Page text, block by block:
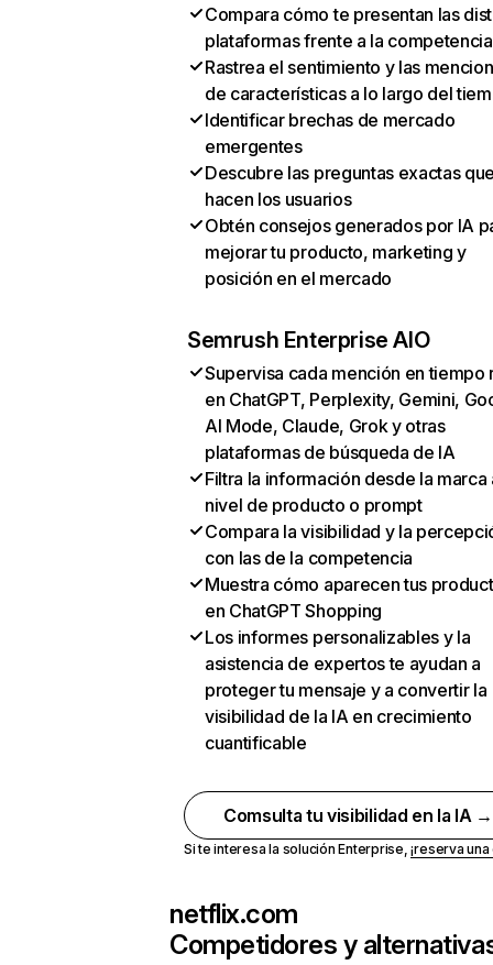
Compara cómo te presentan las
plataformas frente a la competencia
Rastrea el sentimiento y las
de características a lo largo del
Identificar brechas de mercado
emergentes
Descubre las preguntas exactas
hacen los usuarios
Obtén consejos generados por IA
mejorar tu producto, marketing y
posición en el mercado
Semrush Enterprise AIO
Supervisa cada mención en tiempo
en ChatGPT, Perplexity, Gemini,
AI Mode, Claude, Grok y otras
plataformas de búsqueda de IA
Filtra la información desde la marca
nivel de producto o prompt
Compara la visibilidad y la
con las de la competencia
Muestra cómo aparecen tus
en ChatGPT Shopping
Los informes personalizables y la
asistencia de expertos te ayudan a
proteger tu mensaje y a convertir la
visibilidad de la IA en crecimiento
cuantificable
Comsulta tu visibilidad en la IA →
Si te interesa la solución Enterprise,¡reserva
netflix.com
Competidores y